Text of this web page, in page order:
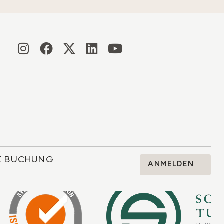
BUCHUNG ANMELDEN